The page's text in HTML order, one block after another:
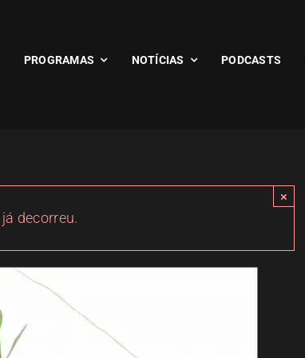
PROGRAMAS NOTÍCIAS PODCASTS
decorreu.
×